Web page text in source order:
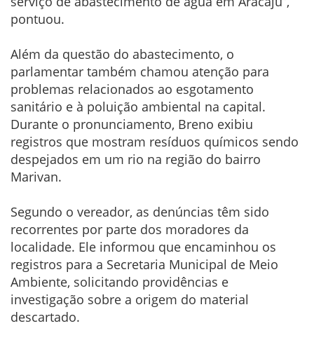
pontuou.
Além da questão do abastecimento, o
parlamentar também chamou atenção para
problemas relacionados ao esgotamento
sanitário e à poluição ambiental na capital.
Durante o pronunciamento, Breno exibiu
registros que mostram resíduos químicos sendo
despejados em um rio na região do bairro
Marivan.
Segundo o vereador, as denúncias têm sido
recorrentes por parte dos moradores da
localidade. Ele informou que encaminhou os
registros para a Secretaria Municipal de Meio
Ambiente, solicitando providências e
investigação sobre a origem do material
descartado.